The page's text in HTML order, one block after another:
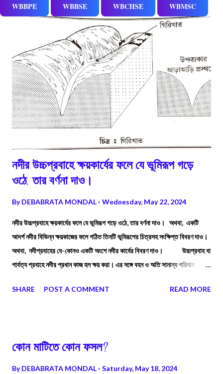
WBBPE WBBSE WBCHSE WBMSC
নদীর উচ্চপ্রবাহে ক্ষয়কার্যের ফলে যে ভূমিরূপ গড়ে
ওঠে, তার বর্ণনা দাও।
ByDEBABRATA MONDAL Wednesday, May 22, 2024
নদীর উচ্চপ্রবাহে ক্ষয়কার্যের ফলে যে ভূমিরূপ গড়ে ওঠে, তার বর্ণনা দাও। অথবা, একটি
আদর্শ নদীর বিভিন্ন ক্ষয়কাজের ফলে গঠিত তিনটি ভূমিরূপের চিত্রসহ সংক্ষিপ্ত বিবরণ দাও।
অথবা, নদীপ্রবাহের যে-কোনও একটি অংশে নদীর কার্যের বিবরণ দাও। উচ্চপ্রবাহ বা
পার্বত্য প্রবাহে নদীর প্রধান কাজ হল ক্ষয় করা। এর সঙ্গে বহন ও অতি সামান্য পরিমান
খুব বেশি হয়, ফলে নদীর স্রোতও খুব বেশি হয়। স্বভাবতই পার্বত্য অঞ্চলে নদী তার প্রবল
ক্ষয় ও দ্রবণ ক্ষয়। নদীর ক্ষয়কাজের ফলে বিভিন্ন ভূমিরূপের সৃষ্টি হয়, যেমন: (১) ইংরেজি "।"
SHARE POST A COMMENT READ MORE
কোন মাটিতে কোন ফসল?
ByDEBABRATA MONDAL Saturday, May 18, 2024